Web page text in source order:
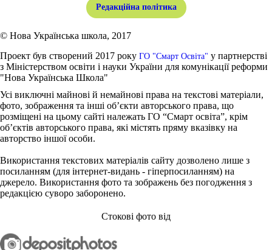
Редакційна політика
© Нова Українська школа, 2017
Проект був створений 2017 року ГО "Смарт Освіта" у партнерстві
з Міністерством освіти і науки України для комунікації реформи
"Нова Українська Школа"
Усі виключні майнові й немайнові права на текстові матеріали,
фото, зображення та інші об’єкти авторського права, що
розміщені на цьому сайті належать ГО “Смарт освіта”, крім
об’єктів авторського права, які містять пряму вказівку на
авторство іншої особи.
Використання текстових матеріалів сайту дозволено лише з
посиланням (для інтернет-видань - гіперпосиланням) на
джерело. Використання фото та зображень без погодження з
редакцією суворо заборонено.
Стокові фото від